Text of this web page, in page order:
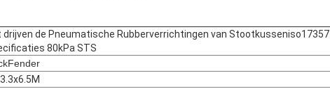
drijven de Pneumatische Rubberverrichtingen van Stootkusseniso17357
80kPa STS